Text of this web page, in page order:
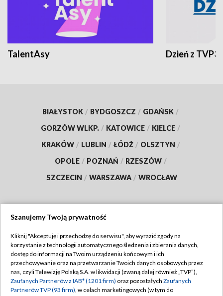
TalentAsy Dzień z TVP3
BIAŁYSTOK / BYDGOSZCZ / GDAŃSK /
GORZÓW WLKP. / KATOWICE / KIELCE /
KRAKÓW / LUBLIN / ŁÓDŹ / OLSZTYN /
OPOLE / POZNAŃ / RZESZÓW /
SZCZECIN / WARSZAWA / WROCŁAW
TVP
Abonament TVP
Emisja w TVP
Regulamin TVP
Polityka prywatności
Szanujemy Twoją prywatność
Kliknij "Akceptuję i przechodzę do serwisu", aby wyrazić zgody na
korzystanie z technologii automatycznego śledzenia i zbierania danych,
dostęp do informacji na Twoim urządzeniu końcowym i ich
przechowywanie oraz na przetwarzanie Twoich danych osobowych przez
nas, czyli Telewizję Polską S.A. w likwidacji (zwaną dalej również „TVP”),
Zaufanych Partnerów z IAB* (1201 firm) oraz pozostałych Zaufanych
Partnerów TVP (93 firm), w celach marketingowych (w tym do